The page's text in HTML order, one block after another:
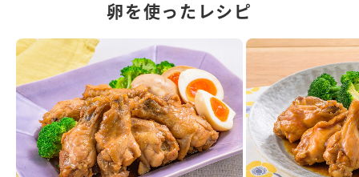
卵を使ったレシピ